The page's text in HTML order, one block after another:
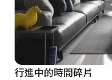
行進中的時間碎片